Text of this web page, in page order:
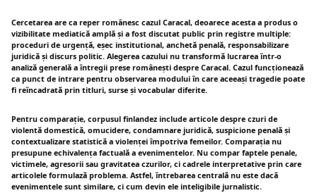
Cercetarea are ca reper românesc cazul Caracal, deoarece acesta a produs o
vizibilitate mediatică amplă și a fost discutat public prin registre multiple:
proceduri de urgență, eșec institutional, anchetă penală, responsabilizare
juridică și discurs politic. Alegerea cazului nu transformă lucrarea într-o
analiză generală a întregii prese românești despre Caracal. Cazul funcționează
ca punct de intrare pentru observarea modului în care aceeași tragedie poate
fi reîncadrată prin titluri, surse și vocabular diferite.
Pentru comparație, corpusul finlandez include articole despre czuri de
violentă domestică, omucidere, condamnare juridică, suspicione penală și
contextualizare statistică a violenței împotriva femeilor. Comparația nu
presupune echivalența factuală a evenimentelor. Nu compar faptele penale,
victimele, agresorii sau gravitatea czurilor, ci cadrele interpretative prin care
articolele formulază problema. Astfel, întrebarea centrală nu este dacă
evenimentele sunt similare, ci cum devin ele inteligibile jurnalistic.